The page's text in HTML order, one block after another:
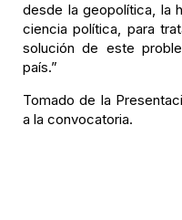
desde la geopolítica, la
ciencia política, para
solución de este
país.”
Tomado de la
a la convocatoria.